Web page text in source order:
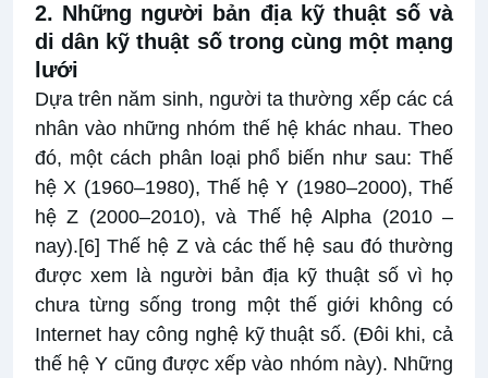
2. Những người bản địa kỹ thuật số và
di dân kỹ thuật số trong cùng một mạng
lưới
Dựa trên năm sinh, người ta thường xếp các cá
nhân vào những nhóm thế hệ khác nhau. Theo
đó, một cách phân loại phổ biến như sau: Thế
hệ X (1960–1980), Thế hệ Y (1980–2000), Thế
hệ Z (2000–2010), và Thế hệ Alpha (2010 –
nay).[6] Thế hệ Z và các thế hệ sau đó thường
được xem là người bản địa kỹ thuật số vì họ
chưa từng sống trong một thế giới không có
Internet hay công nghệ kỹ thuật số. (Đôi khi, cả
thế hệ Y cũng được xếp vào nhóm này). Những